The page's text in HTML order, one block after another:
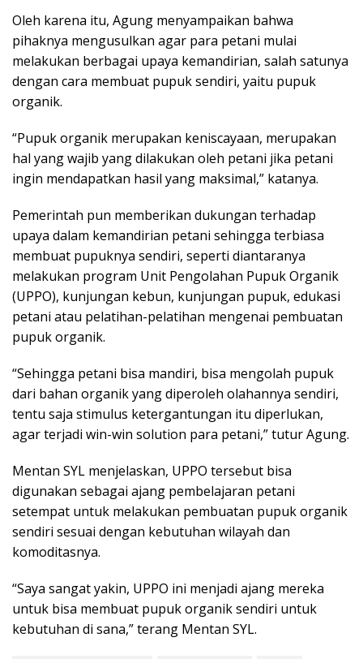
Oleh karena itu, Agung menyampaikan bahwa
pihaknya mengusulkan agar para petani mulai
melakukan berbagai upaya kemandirian, salah satunya
dengan cara membuat pupuk sendiri, yaitu pupuk
organik.
“Pupuk organik merupakan keniscayaan, merupakan
hal yang wajib yang dilakukan oleh petani jika petani
ingin mendapatkan hasil yang maksimal,” katanya.
Pemerintah pun memberikan dukungan terhadap
upaya dalam kemandirian petani sehingga terbiasa
membuat pupuknya sendiri, seperti diantaranya
melakukan program Unit Pengolahan Pupuk Organik
(UPPO), kunjungan kebun, kunjungan pupuk, edukasi
petani atau pelatihan-pelatihan mengenai pembuatan
pupuk organik.
“Sehingga petani bisa mandiri, bisa mengolah pupuk
dari bahan organik yang diperoleh olahannya sendiri,
tentu saja stimulus ketergantungan itu diperlukan,
agar terjadi win-win solution para petani,” tutur Agung.
Mentan SYL menjelaskan, UPPO tersebut bisa
digunakan sebagai ajang pembelajaran petani
setempat untuk melakukan pembuatan pupuk organik
sendiri sesuai dengan kebutuhan wilayah dan
komoditasnya.
“Saya sangat yakin, UPPO ini menjadi ajang mereka
untuk bisa membuat pupuk organik sendiri untuk
kebutuhan di sana,” terang Mentan SYL.